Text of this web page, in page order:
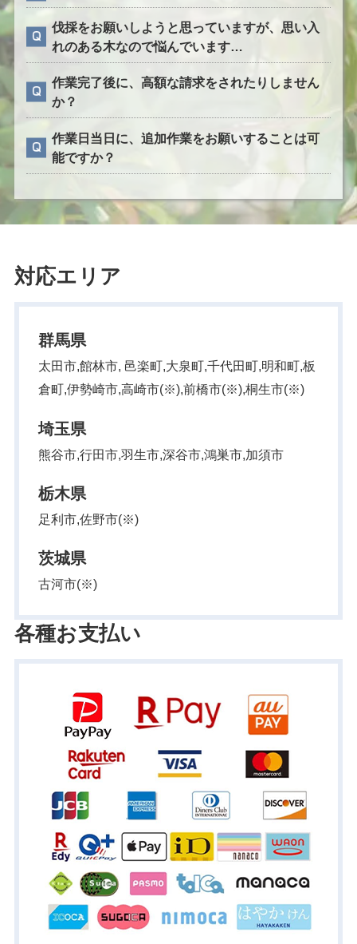
伐採をお願いしようと思っていますが、思い入
れのある木なので悩んでいます…
作業完了後に、高額な請求をされたりしません
か？
作業日当日に、追加作業をお願いすることは可
能ですか？
対応エリア
群馬県
太田市,館林市, 邑楽町,大泉町,千代田町,明和町,板
倉町,伊勢崎市,高崎市(※),前橋市(※),桐生市(※)
埼玉県
熊谷市,行田市,羽生市,深谷市,鴻巣市,加須市
栃木県
足利市,佐野市(※)
茨城県
古河市(※)
各種お支払い